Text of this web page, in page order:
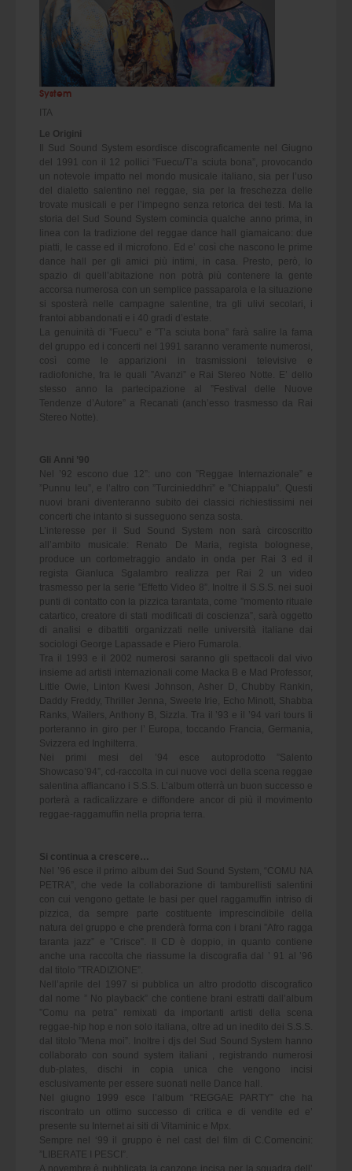
System
ITA
Le Origini
Il Sud Sound System esordisce discograficamente nel Giugno
del 1991 con il 12 pollici ”Fuecu/T’a sciuta bona”, provocando
un notevole impatto nel mondo musicale italiano, sia per l’uso
del dialetto salentino nel reggae, sia per la freschezza delle
trovate musicali e per l’impegno senza retorica dei testi. Ma la
storia del Sud Sound System comincia qualche anno prima, in
linea con la tradizione del reggae dance hall giamaicano: due
piatti, le casse ed il microfono. Ed e’ così che nascono le prime
dance hall per gli amici più intimi, in casa. Presto, però, lo
spazio di quell’abitazione non potrà più contenere la gente
accorsa numerosa con un semplice passaparola e la situazione
si sposterà nelle campagne salentine, tra gli ulivi secolari, i
frantoi abbandonati e i 40 gradi d’estate.
La genuinità di ”Fuecu” e ”T’a sciuta bona” farà salire la fama
del gruppo ed i concerti nel 1991 saranno veramente numerosi,
così come le apparizioni in trasmissioni televisive e
radiofoniche, fra le quali ”Avanzi” e Rai Stereo Notte. E’ dello
stesso anno la partecipazione al ”Festival delle Nuove
Tendenze d’Autore” a Recanati (anch’esso trasmesso da Rai
Stereo Notte).
Gli Anni ’90
Nel ’92 escono due 12”: uno con ”Reggae Internazionale” e
”Punnu Ieu”, e l’altro con ”Turcinieddhri” e ”Chiappalu”. Questi
nuovi brani diventeranno subito dei classici richiestissimi nei
concerti che intanto si susseguono senza sosta.
L’interesse per il Sud Sound System non sarà circoscritto
all’ambito musicale: Renato De Maria, regista bolognese,
produce un cortometraggio andato in onda per Rai 3 ed il
regista Gianluca Sgalambro realizza per Rai 2 un video
trasmesso per la serie ”Effetto Video 8”. Inoltre il S.S.S. nei suoi
punti di contatto con la pizzica tarantata, come ”momento rituale
catartico, creatore di stati modificati di coscienza”, sarà oggetto
di analisi e dibattiti organizzati nelle università italiane dai
sociologi George Lapassade e Piero Fumarola.
Tra il 1993 e il 2002 numerosi saranno gli spettacoli dal vivo
insieme ad artisti internazionali come Macka B e Mad Professor,
Little Owie, Linton Kwesi Johnson, Asher D, Chubby Rankin,
Daddy Freddy, Thriller Jenna, Sweete Irie, Echo Minott, Shabba
Ranks, Wailers, Anthony B, Sizzla. Tra il ’93 e il ’94 vari tours li
porteranno in giro per l’ Europa, toccando Francia, Germania,
Svizzera ed Inghilterra.
Nei primi mesi del ’94 esce autoprodotto ”Salento
Showcaso’94”, cd-raccolta in cui nuove voci della scena reggae
salentina affiancano i S.S.S. L’album otterrà un buon successo e
porterà a radicalizzare e diffondere ancor di più il movimento
reggae-raggamuffin nella propria terra.
Si continua a crescere…
Nel ’96 esce il primo album dei Sud Sound System, “COMU NA
PETRA”, che vede la collaborazione di tamburellisti salentini
con cui vengono gettate le basi per quel raggamuffin intriso di
pizzica, da sempre parte costituente imprescindibile della
natura del gruppo e che prenderà forma con i brani ”Afro ragga
taranta jazz” e ”Crisce”. Il CD è doppio, in quanto contiene
anche una raccolta che riassume la discografia dal ’ 91 al ’96
dal titolo ”TRADIZIONE”.
Nell’aprile del 1997 si pubblica un altro prodotto discografico
dal nome ” No playback” che contiene brani estratti dall’album
”Comu na petra” remixati da importanti artisti della scena
reggae-hip hop e non solo italiana, oltre ad un inedito dei S.S.S.
dal titolo ”Mena moi”. Inoltre i djs del Sud Sound System hanno
collaborato con sound system italiani , registrando numerosi
dub-plates, dischi in copia unica che vengono incisi
esclusivamente per essere suonati nelle Dance hall.
Nel giugno 1999 esce l’album “REGGAE PARTY” che ha
riscontrato un ottimo successo di critica e di vendite ed e’
presente su Internet ai siti di Vitaminic e Mpx.
Sempre nel ‘99 il gruppo è nel cast del film di C.Comencini:
”LIBERATE I PESCI”.